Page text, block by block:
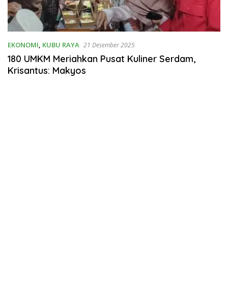
EKONOMI KUBU RAYA 21 Desember 2025
180 UMKM Meriahkan Pusat Kuliner Serdam,
Krisantus: Makyos